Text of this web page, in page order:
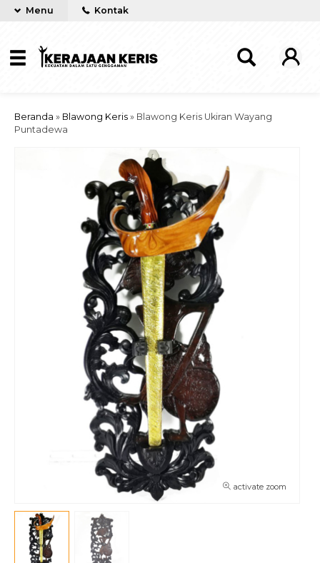
Menu Kontak
Beranda » Blawong Keris » Blawong Keris Ukiran Wayang
Puntadewa
activate zoom